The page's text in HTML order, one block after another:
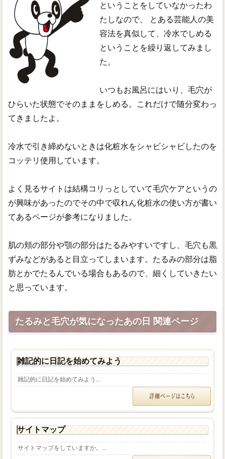
ということをしていなかったわ
たしなので、 とある芸能人の美
容法を真似して、冷水でしめる
ということを繰り返してみまし
た。
いつもお風呂にはいり、毛穴が
ひらいた状態でそのままをしめる。これだけで随分変わっ
てきましたよ。
冷水で引き締めないときは化粧水をシャビシャビしたのを
コッテリ使用しています。
よく見るサイトは結構コリっとしていて毛穴ケアというの
が興味があったのでその中で収れん化粧水の使い方が書い
てあるページが参考になりました。
肌の頬の部分や顎の部分はたるみやすいですし、毛穴も黒
ずみなどがあると目立ってしまいます。たるみの部分は脂
肪とかでたるんでいる場合もあるので、細くしていきたい
と思っています。
たるみと毛穴が気になったあの日 関連ページ
雑記的に日記を始めてみよう
雑記的に日記を始めてみよう...
サイトマップ
サイトマップをしていますか。...